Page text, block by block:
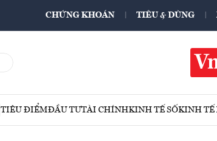
CHỨNG KHOÁN TIÊU & DÙNG
TIÊU ĐIỂMĐẦU TƯTÀI CHÍNHKINH TẾ SỐKINH TẾ